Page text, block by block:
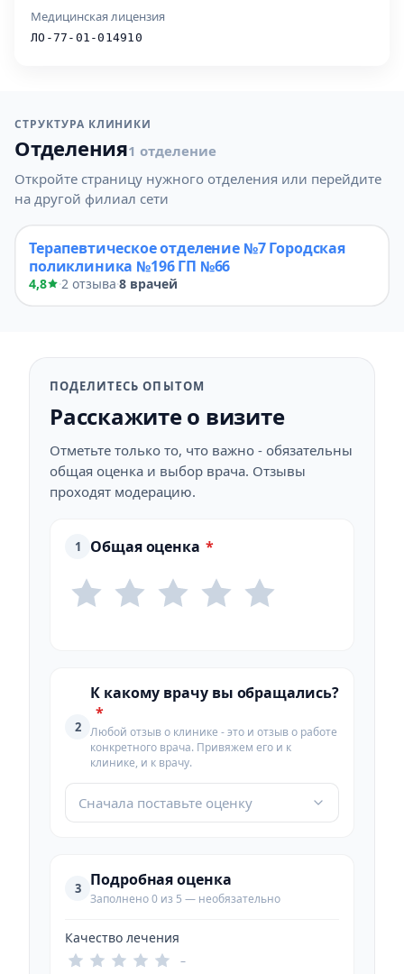
Медицинская лицензия
ЛО-77-01-014910
СТРУКТУРА КЛИНИКИ
Отделения1 отделение
Откройте страницу нужного отделения или перейдите
на другой филиал сети
Терапевтическое отделение №7 Городская
поликлиника №196 ГП №66
4,8 ·2 отзыва·8 врачей
ПОДЕЛИТЕСЬ ОПЫТОМ
Расскажите о визите
Отметьте только то, что важно - обязательны
общая оценка и выбор врача. Отзывы
проходят модерацию.
1 Общая оценка *
2
К какому врачу вы обращались?
*
Любой отзыв о клинике - это и отзыв о работе
конкретного врача. Привяжем его и к
клинике, и к врачу.
Сначала поставьте оценку
3 Подробная оценка
Заполнено 0 из 5 — необязательно
Качество лечения
–